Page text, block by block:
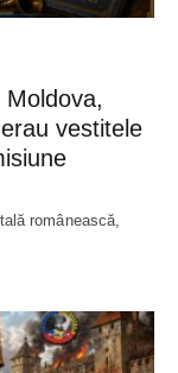
vestitele
românească,